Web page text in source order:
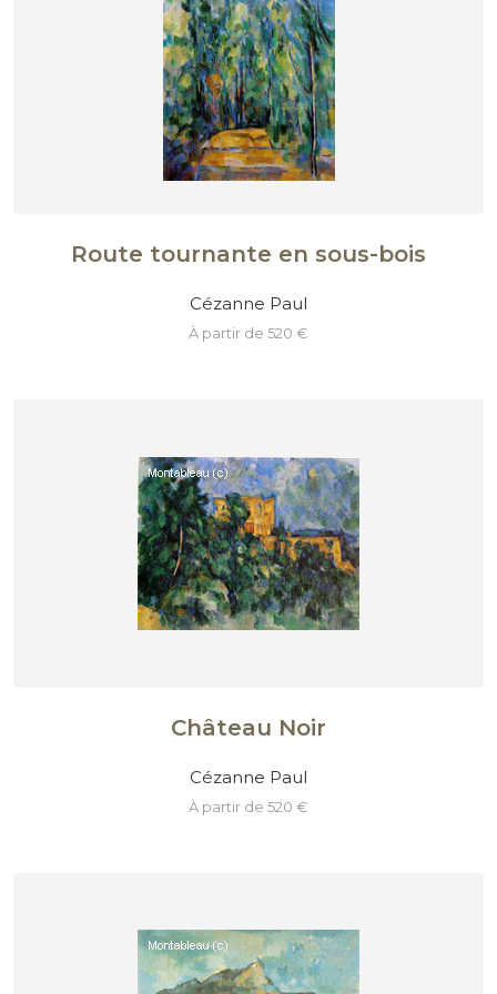
Route tournante en sous-bois
Cézanne Paul
à partir de 520 €
Château Noir
Cézanne Paul
à partir de 520 €